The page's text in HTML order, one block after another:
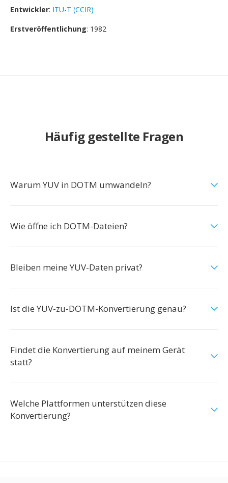
Entwickler: ITU-T (CCIR)
Erstveröffentlichung: 1982
Häufig gestellte Fragen
Warum YUV in DOTM umwandeln?
Wie öffne ich DOTM-Dateien?
Bleiben meine YUV-Daten privat?
Ist die YUV-zu-DOTM-Konvertierung genau?
Findet die Konvertierung auf meinem Gerät
statt?
Welche Plattformen unterstützen diese
Konvertierung?